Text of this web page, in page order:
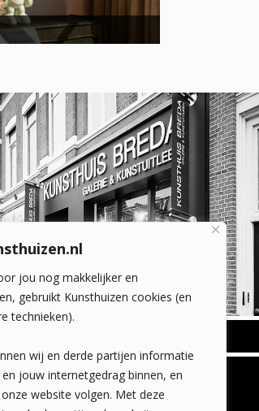
jou nog makkelijker en
gebruikt Kunsthuizen cookies (en
technieken).
wij en derde partijen informatie
jouw internetgedrag binnen, en
website volgen. Met deze
CONTACT